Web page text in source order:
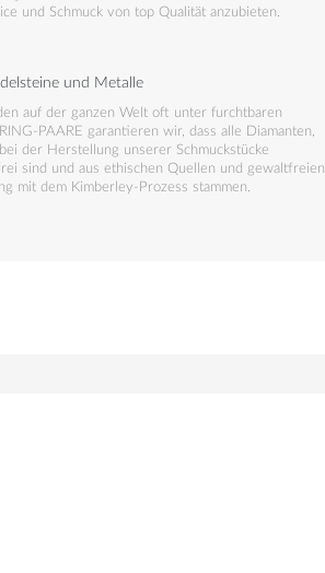
und Schmuck von top Qualität anzubieten.
und Metalle
auf der ganzen Welt oft unter furchtbaren
PAARE garantieren wir, dass alle Diamanten,
der Herstellung unserer Schmuckstücke
sind und aus ethischen Quellen und gewaltfreien
mit dem Kimberley-Prozess stammen.